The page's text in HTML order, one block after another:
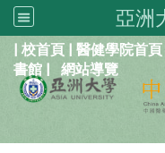
亞洲
| 校首頁 | 醫健學院首頁
書館 | 網站導覽